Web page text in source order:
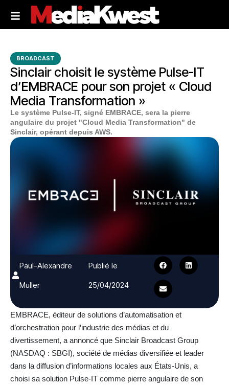
BROADCAST
Sinclair choisit le système Pulse-IT
d’EMBRACE pour son projet « Cloud
Media Transformation »
Le système Pulse-IT, signé EMBRACE, sera la pierre
angulaire du projet "Cloud Media Transformation" de
Sinclair, opérant depuis AWS.
Paul-Alexandre
Muller
Publié le
25/04/2024
EMBRACE, éditeur de solutions d’automatisation et
d’orchestration pour l’industrie des médias et du
divertissement, a annoncé que Sinclair Broadcast Group
(NASDAQ : SBGI), société de médias diversifiée et leader
dans la diffusion d’informations locales aux États-Unis, a
choisi sa solution Pulse-IT comme pierre angulaire de son